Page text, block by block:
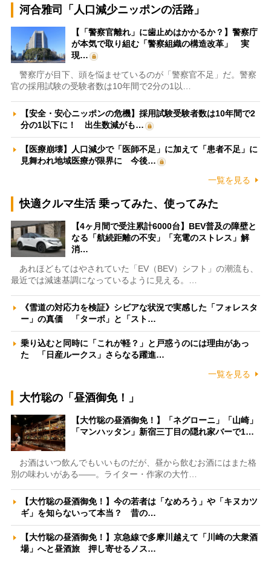
河合雅司「人口減少ニッポンの活路」
【「警察官離れ」に歯止めはかかるか？】警察庁
が本気で取り組む「警察組織の構造改革」 実
現…
警察庁が目下、頭を悩ませているのが「警察官不足」だ。警察
官の採用試験の受験者数は10年間で2分の1以…
【安全・安心ニッポンの危機】採用試験受験者数は10年間で2
分の1以下に！ 出生数減がも…
【医療崩壊】人口減少で「医師不足」に加えて「患者不足」に
見舞われ地域医療が限界に 今後…
一覧を見る
快適クルマ生活 乗ってみた、使ってみた
【4ヶ月間で受注累計6000台】BEV普及の障壁と
なる「航続距離の不安」「充電のストレス」解
消…
あれほどもてはやされていた「EV（BEV）シフト」の潮流も、
最近では減速基調になっているように見える。…
《雪道の対応力を検証》シビアな状況で実感した「フォレスタ
ー」の真価 「ターボ」と「スト…
乗り込むと同時に「これが軽？」と戸惑うのには理由があっ
た 「日産ルークス」さらなる躍進…
一覧を見る
大竹聡の「昼酒御免！」
【大竹聡の昼酒御免！】「ネグローニ」「山崎」
「マンハッタン」新宿三丁目の隠れ家バーで1…
お酒はいつ飲んでもいいものだが、昼から飲むお酒にはまた格
別の味わいがある――。ライター・作家の大竹…
【大竹聡の昼酒御免！】今の若者は「なめろう」や「キヌカツ
ギ」を知らないって本当？ 昔の…
【大竹聡の昼酒御免！】京急線で多摩川越えて「川崎の大衆酒
場」へと昼酒旅 押し寄せるノス…